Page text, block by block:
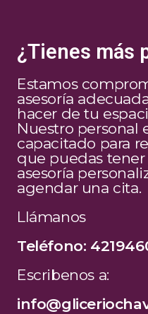
¿Tienes más
Estamos
asesoría
hacer de tu
Nuestro personal
capacitado para
que puedas tener
asesoría
agendar una cita.
Llámanos
Teléfono:
Escribenos a: